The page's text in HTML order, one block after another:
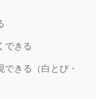
できる
きる（白とび・